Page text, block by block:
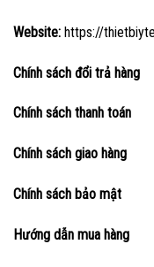
Website: https://
Chính sách đổi trả hàng
Chính sách thanh toán
Chính sách giao hàng
Chính sách bảo mật
Hướng dẫn mua hàng